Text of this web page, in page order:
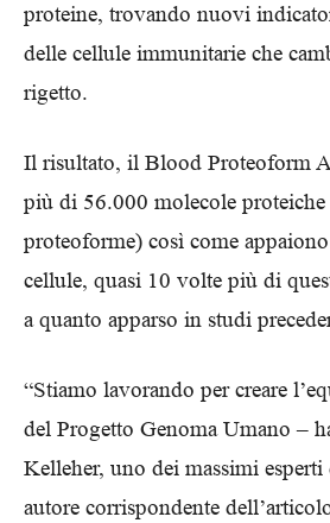
proteine, trovando nuovi
delle cellule immunitarie che
rigetto.
Il risultato, il Blood Proteoform
più di 56.000 molecole proteiche
proteoforme) così come
cellule, quasi 10 volte più di
a quanto apparso in studi
“Stiamo lavorando per creare
del Progetto Genoma Umano –
Kelleher, uno dei massimi
autore corrispondente